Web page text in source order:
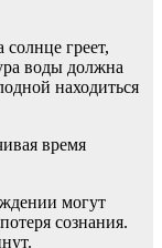
греет,
воды должна
находиться
время
могут
сознания.